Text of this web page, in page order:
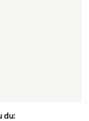
du: